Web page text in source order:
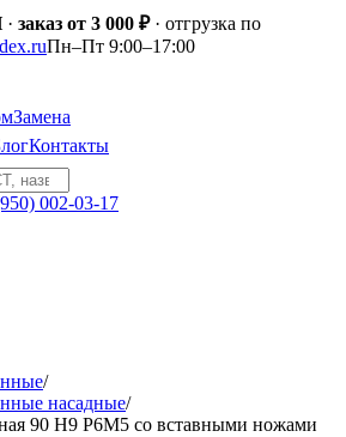
· заказ от 3 000 ₽· отгрузка по
Пн–Пт 9:00–17:00
Замена
Контакты
002-03-17
/
насадные/
90 Н9 Р6М5 со вставными ножами